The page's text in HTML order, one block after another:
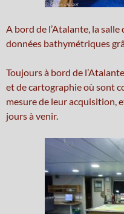
A bord de l’Atalante, la
données bathymétriques
Toujours à bord de
et de cartographie où sont
mesure de leur acquisition,
jours à venir.